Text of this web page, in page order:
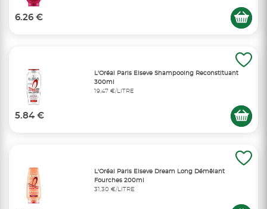
6.26 €
L'Oréal Paris Elseve Shampooing Reconstituant
300ml
19,47 €/LITRE
5.84 €
L'Oréal Paris Elseve Dream Long Démêlant
Fourches 200ml
31,30 €/LITRE